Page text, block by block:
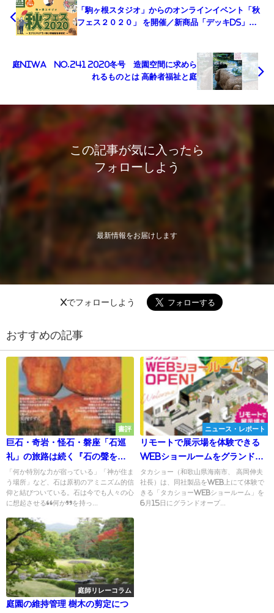
「駒ヶ根スタジオ」からのオンラインイベント「秋
フェス２０２０」 を開催／新商品「デッキDS」の
庭NIWA No.241 2020冬号 造園空間に求めら
れるものとは 高齢者福祉と庭
この記事が気に入ったら
フォローしよう
最新情報をお届けします
Xでフォローしよう
おすすめの記事
書評
巨石・奇岩・怪石・磐座「石巡
礼」の旅路は続く『石の聲を聴
け』
「何か特別な力が宿っている」「神が住ま
う場所」など、石は原初のアミニズム的信
仰と結びついている。石は今でも人々の心
に想起させる“何か”を持っ...
ニュース・レポート
リモートで展示場を体験できる
WEBショールームをグランドオ
ープン／タカショー
タカショー（和歌山県海南市、 高岡伸夫
社長）は、同社製品をWEB上にて体験で
きる「タカショーWEBショールーム」を
6月15日にグランドオープ...
庭師リレーコラム
庭園の維持管理 樹木の剪定につ